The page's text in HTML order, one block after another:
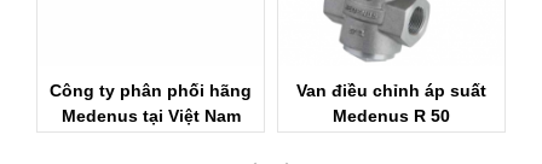
Van điều chỉnh áp suất
Medenus R 50
Bộ điều chỉnh áp suất
Medenus R51